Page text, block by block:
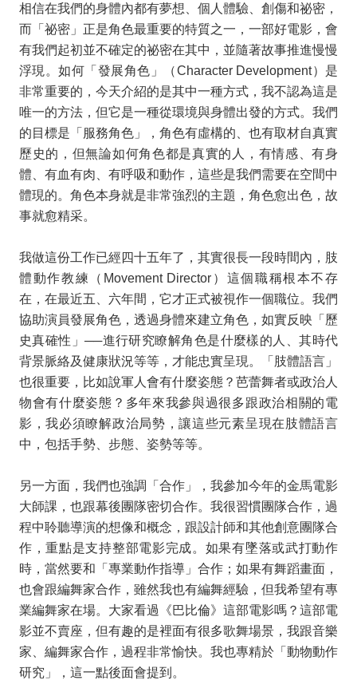
相信在我們的身體內都有夢想、個人體驗、創傷和祕密，
而「祕密」正是角色最重要的特質之一，一部好電影，會
有我們起初並不確定的祕密在其中，並隨著故事推進慢慢
浮現。如何「發展角色」（Character Development）是
非常重要的，今天介紹的是其中一種方式，我不認為這是
唯一的方法，但它是一種從環境與身體出發的方式。我們
的目標是「服務角色」，角色有虛構的、也有取材自真實
歷史的，但無論如何角色都是真實的人，有情感、有身
體、有血有肉、有呼吸和動作，這些是我們需要在空間中
體現的。角色本身就是非常強烈的主題，角色愈出色，故
事就愈精采。
我做這份工作已經四十五年了，其實很長一段時間內，肢
體動作教練（ Movement Director ）這個職稱根本不存
在，在最近五、六年間，它才正式被視作一個職位。我們
協助演員發展角色，透過身體來建立角色，如實反映「歷
史真確性」──進行研究瞭解角色是什麼樣的人、其時代
背景脈絡及健康狀況等等，才能忠實呈現。「肢體語言」
也很重要，比如說軍人會有什麼姿態？芭蕾舞者或政治人
物會有什麼姿態？多年來我參與過很多跟政治相關的電
影，我必須瞭解政治局勢，讓這些元素呈現在肢體語言
中，包括手勢、步態、姿勢等等。
另一方面，我們也強調「合作」，我參加今年的金馬電影
大師課，也跟幕後團隊密切合作。我很習慣團隊合作，過
程中聆聽導演的想像和概念，跟設計師和其他創意團隊合
作，重點是支持整部電影完成。如果有墜落或武打動作
時，當然要和「專業動作指導」合作；如果有舞蹈畫面，
也會跟編舞家合作，雖然我也有編舞經驗，但我希望有專
業編舞家在場。大家看過《巴比倫》這部電影嗎？這部電
影並不賣座，但有趣的是裡面有很多歌舞場景，我跟音樂
家、編舞家合作，過程非常愉快。我也專精於「動物動作
研究」，這一點後面會提到。